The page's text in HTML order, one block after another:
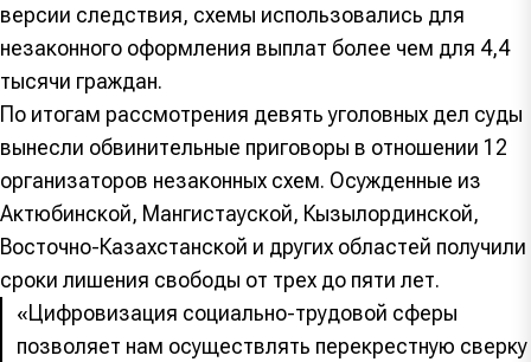
версии следствия, схемы использовались для
незаконного оформления выплат более чем для 4,4
тысячи граждан.
По итогам рассмотрения девять уголовных дел суды
вынесли обвинительные приговоры в отношении 12
организаторов незаконных схем. Осужденные из
Актюбинской, Мангистауской, Кызылординской,
Восточно-Казахстанской и других областей получили
сроки лишения свободы от трех до пяти лет.
«Цифровизация социально-трудовой сферы
позволяет нам осуществлять перекрестную сверку